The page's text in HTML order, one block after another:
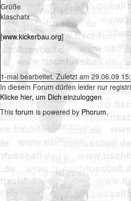
Grüße
klaschatx
[www.kickerbau.org]
1-mal bearbeitet. Zuletzt am 29.06.09
In diesem Forum dürfen leider nur
Klicke hier, um Dich einzuloggen
This forum is powered by Phorum.